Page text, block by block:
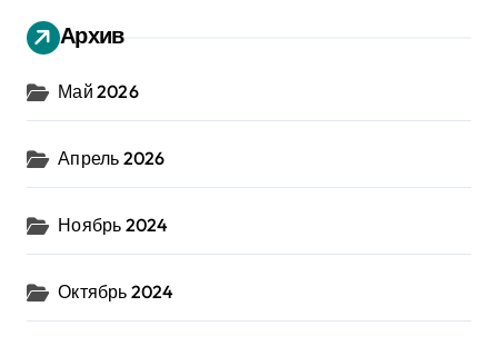
Архив
Май 2026
Апрель 2026
Ноябрь 2024
Октябрь 2024